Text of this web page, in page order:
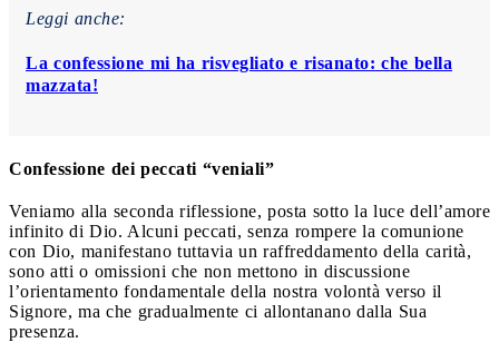
Leggi anche:
La confessione mi ha risvegliato e risanato: che bella
mazzata!
Confessione dei peccati “veniali”
Veniamo alla seconda riflessione, posta sotto la luce dell’amore
infinito di Dio. Alcuni peccati, senza rompere la comunione
con Dio, manifestano tuttavia un raffreddamento della carità,
sono atti o omissioni che non mettono in discussione
l’orientamento fondamentale della nostra volontà verso il
Signore, ma che gradualmente ci allontanano dalla Sua
presenza.